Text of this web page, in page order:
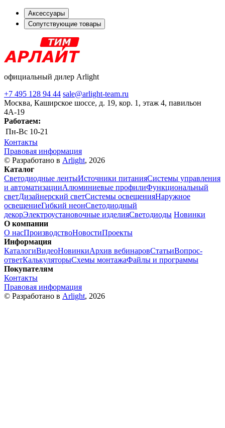
Аксессуары
Сопутствующие товары
официальный дилер Arlight
+7 495 128 94 44 sale@arlight-team.ru
Москва, Каширское шоссе, д. 19, кор. 1, этаж 4, павильон
4А-19
Работаем:
Пн-Вс 10-21
Контакты
Правовая информация
© Разработано в Arlight, 2026
Каталог
Светодиодные лентыИсточники питанияСистемы управления
и автоматизацииАлюминиевые профилиФункциональный
светДизайнерский светСистемы освещенияНаружное
освещениеГибкий неонСветодиодный
декорЭлектроустановочные изделияСветодиоды Новинки
О компании
О насПроизводствоНовостиПроекты
Информация
КаталогиВидеоНовинкиАрхив вебинаровСтатьиВопрос-
ответКалькуляторыСхемы монтажаФайлы и программы
Покупателям
Контакты
Правовая информация
© Разработано в Arlight, 2026